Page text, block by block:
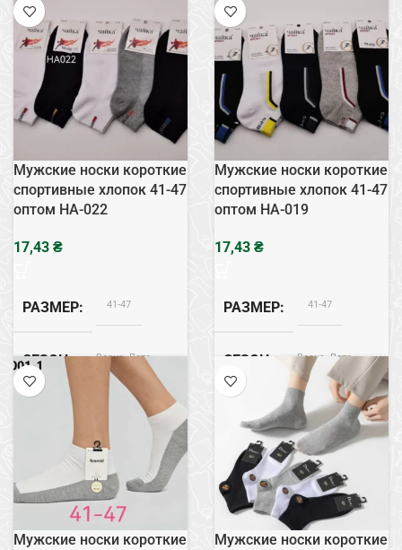
СОСТАВ Хлопок
СОСТАВ Хлопок
ЦВЕТ Белый
ТИП
Мужские носки короткие
спортивные хлопок 41-47
оптом HA-022
₴
РАЗМЕР 41-47
СЕЗОН Весна, Лето
СОСТАВ
Мужские носки короткие
спортивные хлопок 41-47
оптом HA-019
₴
РАЗМЕР 41-47
СЕЗОН Весна, Лето
СОСТАВ Хлопок
Мужские носки короткие
Мужские носки короткие